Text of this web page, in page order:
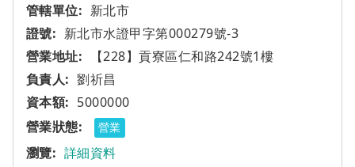
新北市
新北市水證甲字第000279號-3
【228】貢寮區仁和路242號1樓
劉祈昌
5000000
營業
詳細資料